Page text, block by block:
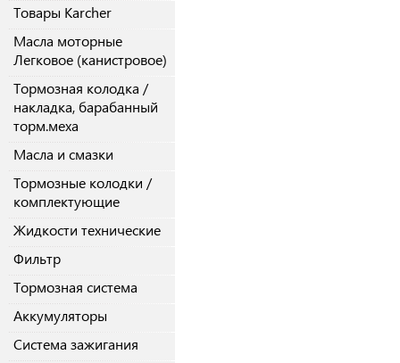
Товары Karcher
Масла моторные
Легковое (канистровое)
Тормозная колодка /
накладка, барабанный
торм.меха
Масла и смазки
Тормозные колодки /
комплектующие
Жидкости технические
Фильтр
Тормозная система
Аккумуляторы
Система зажигания